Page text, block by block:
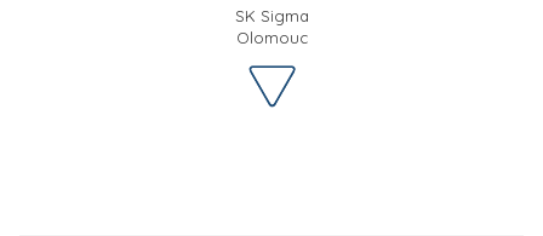
SK Sigma
Olomouc